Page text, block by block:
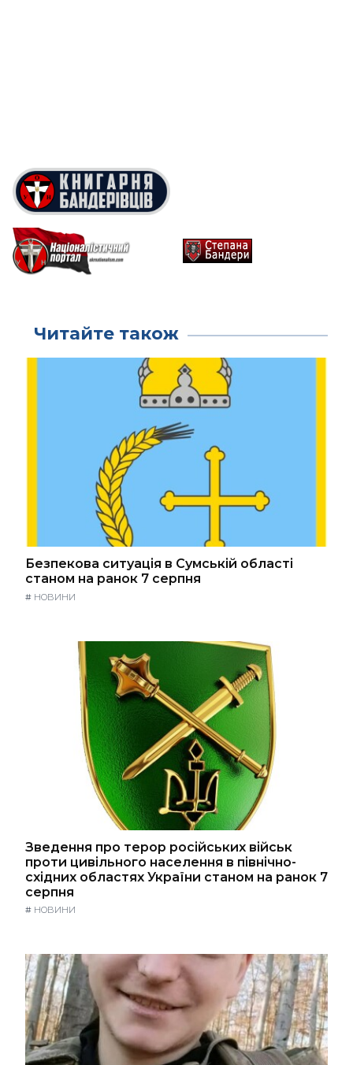
Читайте також
Безпекова ситуація в Сумській області
станом на ранок 7 серпня
# НОВИНИ
Зведення про терор російських військ
проти цивільного населення в північно-
східних областях України станом на ранок 7
серпня
# НОВИНИ